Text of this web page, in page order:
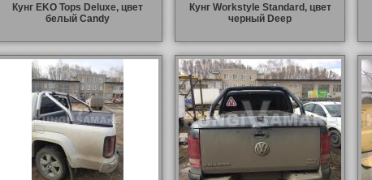
Кунг EKO Tops Deluxe, цвет
белый Candy
Кунг Workstyle Standard, цвет
черный Deep